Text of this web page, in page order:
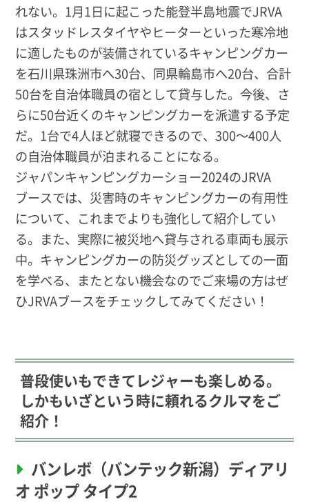
れない。1月1日に起こった能登半島地震でJRVA
はスタッドレスタイヤやヒーターといった寒冷地
に適したものが装備されているキャンピングカー
を石川県珠洲市へ30台、同県輪島市へ20台、合計
50台を自治体職員の宿として貸与した。今後、さ
らに50台近くのキャンピングカーを派遣する予定
だ。1台で4人ほど就寝できるので、300〜400人
の自治体職員が泊まれることになる。
ジャパンキャンピングカーショー2024のJRVA
ブースでは、災害時のキャンピングカーの有用性
について、これまでよりも強化して紹介してい
る。また、実際に被災地へ貸与される車両も展示
中。キャンピングカーの防災グッズとしての一面
を学べる、またとない機会なのでご来場の方はぜ
ひJRVAブースをチェックしてみてください！
普段使いもできてレジャーも楽しめる。
しかもいざという時に頼れるクルマをご
紹介！
バンレボ（バンテック新潟）ディアリ
オ ポップ タイプ2